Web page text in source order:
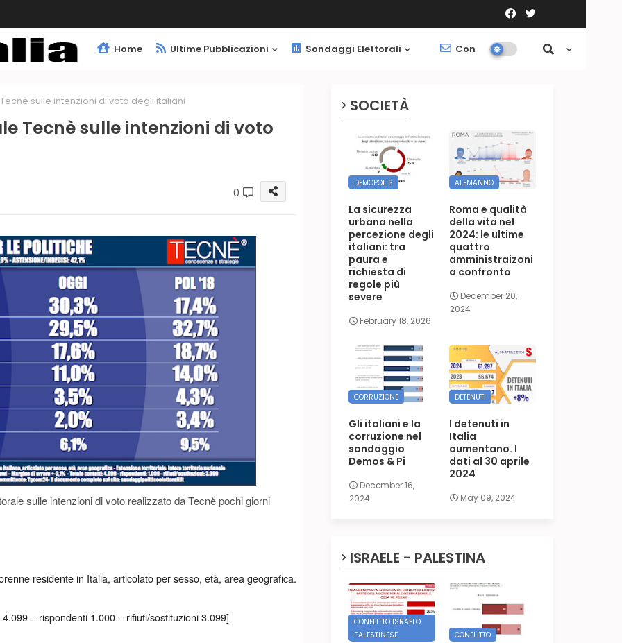
Home Ultime Pubblicazioni Sondaggi Elettorali Contatti Società
sulle intenzioni di voto degli italiani
Tecnè sulle intenzioni di voto
0
sulle intenzioni di voto realizzato da Tecnè pochi giorni
residente in Italia, articolato per sesso, età, area geografica.
– rispondenti 1.000 – rifiuti/sostituzioni 3.099]
SOCIETÀ
DEMOPOLIS
La sicurezza
urbana nella
percezione degli
italiani: tra
paura e
richiesta di
regole più
severe
February 18, 2026
ALEMANNO
Roma e qualità
della vita nel
2024: le ultime
quattro
amministraizoni
a confronto
December 20,
2024
CORRUZIONE
Gli italiani e la
corruzione nel
sondaggio
Demos & Pi
December 16,
2024
DETENUTI
I detenuti in
Italia
aumentano. I
dati al 30 aprile
2024
May 09, 2024
ISRAELE - PALESTINA
CONFLITTO ISRAELO
PALESTINESE
CONFLITTO